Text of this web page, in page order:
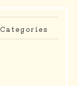
Categories